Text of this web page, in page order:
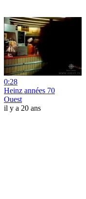
0:28
Heinz années 70
Ouest
il y a 20 ans